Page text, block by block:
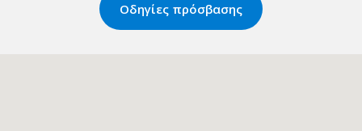
Οδηγίες πρόσβασης